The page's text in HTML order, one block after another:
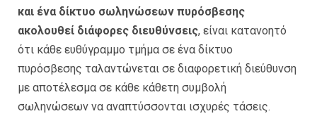
και ένα δίκτυο σωληνώσεων πυρόσβεσης
ακολουθεί διάφορες διευθύνσεις, είναι κατανοητό
ότι κάθε ευθύγραμμο τμήμα σε ένα δίκτυο
πυρόσβεσης ταλαντώνεται σε διαφορετική διεύθυνση
με αποτέλεσμα σε κάθε κάθετη συμβολή
σωληνώσεων να αναπτύσσονται ισχυρές τάσεις.